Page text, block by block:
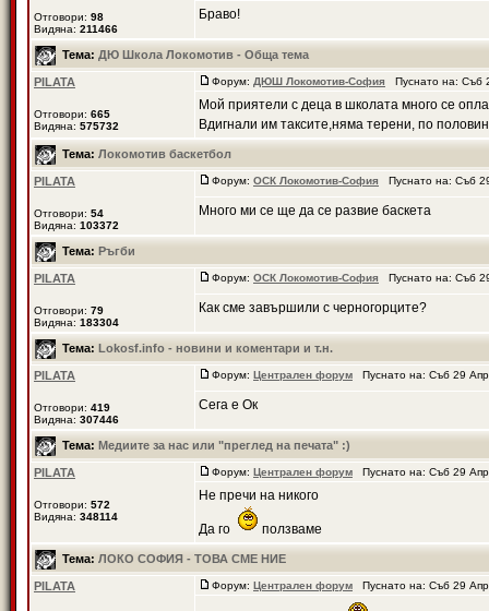
Отговори: 98
Видяна: 211466
Браво!
Тема: ДЮ Школа Локомотив - Обща тема
PILATA
Отговори: 665
Видяна: 575732
Форум: ДЮШ Локомотив-София Пуснато на: Съб
Мой приятели с деца в школата много се
Вдигнали им таксите,няма терени, по
Тема: Локомотив баскетбол
PILATA
Отговори: 54
Видяна: 103372
Форум: ОСК Локомотив-София Пуснато на: Съб
Много ми се ще да се развие баскета
Тема: Ръгби
PILATA
Отговори: 79
Видяна: 183304
Форум: ОСК Локомотив-София Пуснато на: Съб
Как сме завършили с черногорците?
Тема: Lokosf.info - новини и коментари и т.н.
PILATA
Отговори: 419
Видяна: 307446
Форум: Централен форум Пуснато на: Съб 29
Сега е Ок
Тема: Медиите за нас или "преглед на печата" :)
PILATA
Отговори: 572
Видяна: 348114
Форум: Централен форум Пуснато на: Съб 29
Не пречи на никого
Да го ползваме
Тема: ЛОКО СОФИЯ - ТОВА СМЕ НИЕ
PILATA Форум: Централен форум Пуснато на: Съб 29